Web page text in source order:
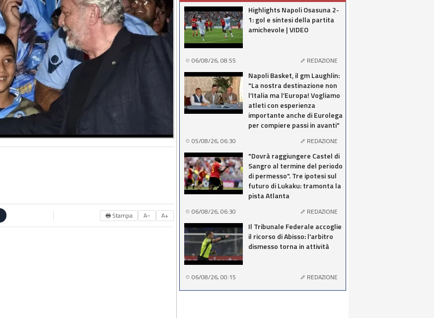
🖶 Stampa A− A+
Highlights Napoli Osasuna 2-
1: gol e sintesi della partita
amichevole | VIDEO
06/08/26, 08:55 REDAZIONE
Napoli Basket, il gm Laughlin:
"La nostra destinazione non
l’Italia ma l’Europa! Vogliamo
atleti con esperienza
importante anche di Eurolega
per compiere passi in avanti"
05/08/26, 06:30 REDAZIONE
"Dovrà raggiungere Castel di
Sangro al termine del periodo
di permesso". Tre ipotesi sul
futuro di Lukaku: tramonta la
pista Atlanta
06/08/26, 06:30 REDAZIONE
Il Tribunale Federale accoglie
il ricorso di Abisso: l'arbitro
dismesso torna in attività
06/08/26, 00:15 REDAZIONE